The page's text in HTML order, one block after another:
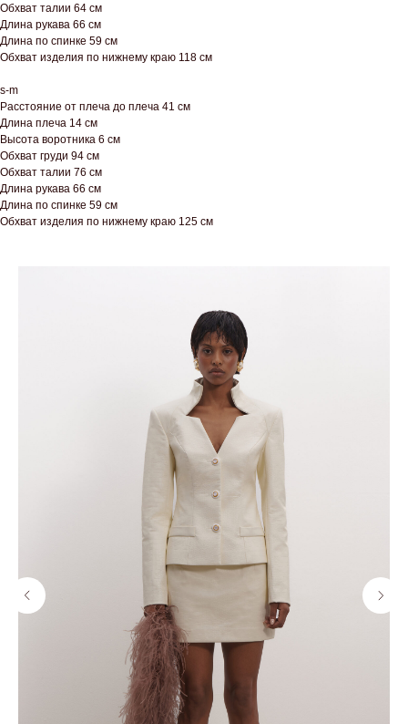
Обхват талии 64 см
Длина рукава 66 см
Длина по спинке 59 см
Обхват изделия по нижнему краю 118 см
s-m
Расстояние от плеча до плеча 41 см
Длина плеча 14 см
Высота воротника 6 см
Обхват груди 94 см
Обхват талии 76 см
Длина рукава 66 см
Длина по спинке 59 см
Обхват изделия по нижнему краю 125 см